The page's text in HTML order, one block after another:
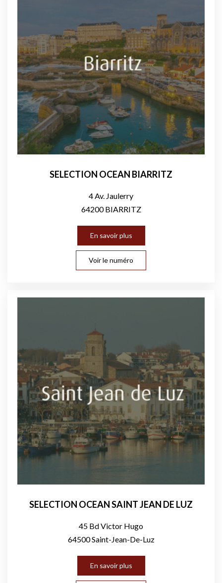
SELECTION OCEAN BIARRITZ
4 Av. Jaulerry
64200 BIARRITZ
En savoir plus
Voir le numéro
SELECTION OCEAN SAINT JEAN DE LUZ
45 Bd Victor Hugo
64500 Saint-Jean-De-Luz
En savoir plus